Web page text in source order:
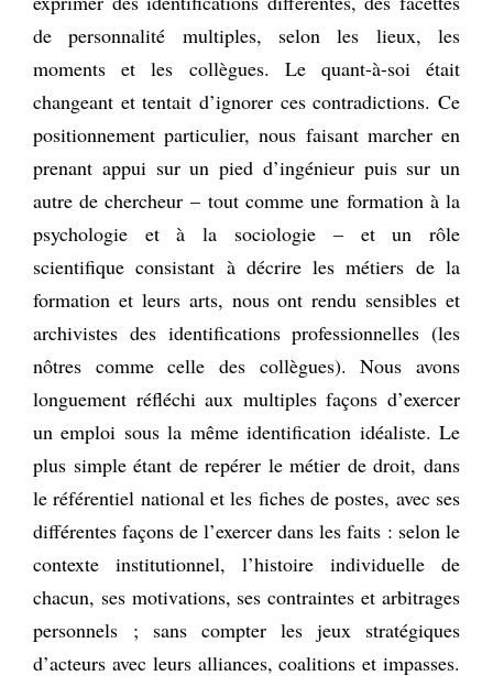
de personnalité multiples, selon les lieux, les
moments et les collègues. Le quant-à-soi était
changeant et tentait d’ignorer ces contradictions. Ce
positionnement particulier, nous faisant marcher en
prenant appui sur un pied d’ingénieur puis sur un
autre de chercheur – tout comme une formation à la
psychologie et à la sociologie – et un rôle
scientifique consistant à décrire les métiers de la
formation et leurs arts, nous ont rendu sensibles et
archivistes des identifications professionnelles (les
nôtres comme celle des collègues). Nous avons
longuement réfléchi aux multiples façons d’exercer
un emploi sous la même identification idéaliste. Le
plus simple étant de repérer le métier de droit, dans
le référentiel national et les fiches de postes, avec ses
différentes façons de l’exercer dans les faits : selon le
contexte institutionnel, l’histoire individuelle de
chacun, ses motivations, ses contraintes et arbitrages
personnels ; sans compter les jeux stratégiques
d’acteurs avec leurs alliances, coalitions et impasses.